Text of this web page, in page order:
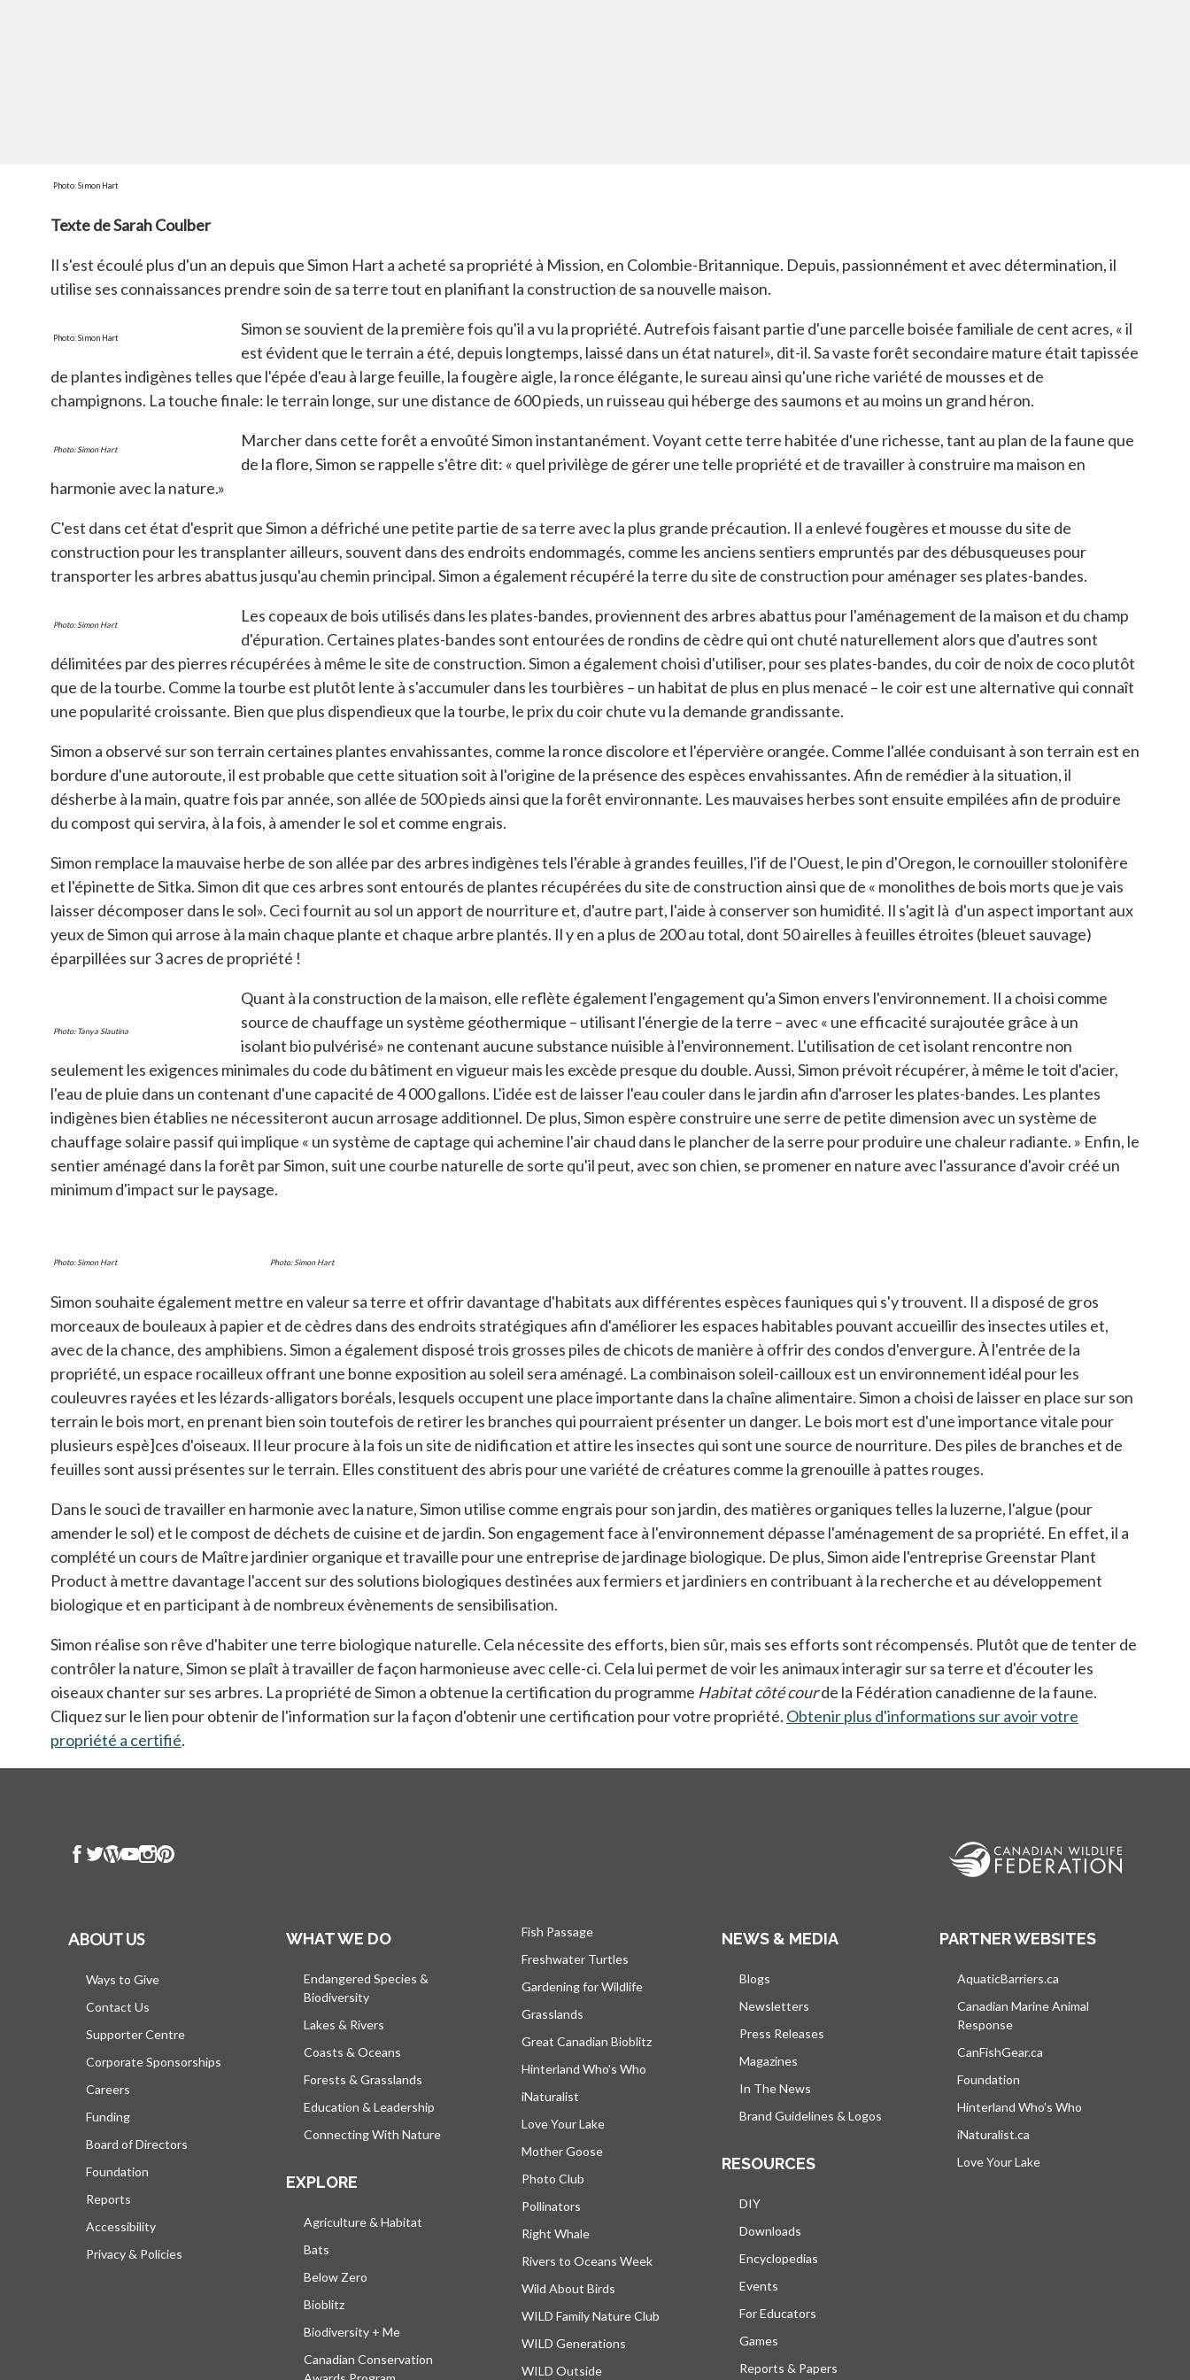
Photo: Simon Hart
Texte de Sarah Coulber
Il s'est écoulé plus d'un an depuis que Simon Hart a acheté sa propriété à Mission, en Colombie-Britannique. Depuis, passionnément et avec détermination, il
utilise ses connaissances prendre soin de sa terre tout en planifiant la construction de sa nouvelle maison.
Photo: Simon Hart
Simon se souvient de la première fois qu'il a vu la propriété. Autrefois faisant partie d'une parcelle boisée familiale de cent acres, « il
est évident que le terrain a été, depuis longtemps, laissé dans un état naturel», dit-il. Sa vaste forêt secondaire mature était tapissée
de plantes indigènes telles que l'épée d'eau à large feuille, la fougère aigle, la ronce élégante, le sureau ainsi qu'une riche variété de mousses et de
champignons. La touche finale: le terrain longe, sur une distance de 600 pieds, un ruisseau qui héberge des saumons et au moins un grand héron.
Photo: Simon Hart
Marcher dans cette forêt a envoûté Simon instantanément. Voyant cette terre habitée d'une richesse, tant au plan de la faune que
de la flore, Simon se rappelle s'être dit: « quel privilège de gérer une telle propriété et de travailler à construire ma maison en
harmonie avec la nature.»
C'est dans cet état d'esprit que Simon a défriché une petite partie de sa terre avec la plus grande précaution. Il a enlevé fougères et mousse du site de
construction pour les transplanter ailleurs, souvent dans des endroits endommagés, comme les anciens sentiers empruntés par des débusqueuses pour
transporter les arbres abattus jusqu'au chemin principal. Simon a également récupéré la terre du site de construction pour aménager ses plates-bandes.
Photo: Simon Hart
Les copeaux de bois utilisés dans les plates-bandes, proviennent des arbres abattus pour l'aménagement de la maison et du champ
d'épuration. Certaines plates-bandes sont entourées de rondins de cèdre qui ont chuté naturellement alors que d'autres sont
délimitées par des pierres récupérées à même le site de construction. Simon a également choisi d'utiliser, pour ses plates-bandes, du coir de noix de coco plutôt
que de la tourbe. Comme la tourbe est plutôt lente à s'accumuler dans les tourbières – un habitat de plus en plus menacé – le coir est une alternative qui connaît
une popularité croissante. Bien que plus dispendieux que la tourbe, le prix du coir chute vu la demande grandissante.
Simon a observé sur son terrain certaines plantes envahissantes, comme la ronce discolore et l'épervière orangée. Comme l'allée conduisant à son terrain est en
bordure d'une autoroute, il est probable que cette situation soit à l'origine de la présence des espèces envahissantes. Afin de remédier à la situation, il
désherbe à la main, quatre fois par année, son allée de 500 pieds ainsi que la forêt environnante. Les mauvaises herbes sont ensuite empilées afin de produire
du compost qui servira, à la fois, à amender le sol et comme engrais.
Simon remplace la mauvaise herbe de son allée par des arbres indigènes tels l'érable à grandes feuilles, l'if de l'Ouest, le pin d'Oregon, le cornouiller stolonifère
et l'épinette de Sitka. Simon dit que ces arbres sont entourés de plantes récupérées du site de construction ainsi que de « monolithes de bois morts que je vais
laisser décomposer dans le sol». Ceci fournit au sol un apport de nourriture et, d'autre part, l'aide à conserver son humidité. Il s'agit là d'un aspect important aux
yeux de Simon qui arrose à la main chaque plante et chaque arbre plantés. Il y en a plus de 200 au total, dont 50 airelles à feuilles étroites (bleuet sauvage)
éparpillées sur 3 acres de propriété !
Photo: Tanya Slautina
Quant à la construction de la maison, elle reflète également l'engagement qu'a Simon envers l'environnement. Il a choisi comme
source de chauffage un système géothermique – utilisant l'énergie de la terre – avec « une efficacité surajoutée grâce à un
isolant bio pulvérisé» ne contenant aucune substance nuisible à l'environnement. L'utilisation de cet isolant rencontre non
seulement les exigences minimales du code du bâtiment en vigueur mais les excède presque du double. Aussi, Simon prévoit récupérer, à même le toit d'acier,
l'eau de pluie dans un contenant d'une capacité de 4 000 gallons. L'idée est de laisser l'eau couler dans le jardin afin d'arroser les plates-bandes. Les plantes
indigènes bien établies ne nécessiteront aucun arrosage additionnel. De plus, Simon espère construire une serre de petite dimension avec un système de
chauffage solaire passif qui implique « un système de captage qui achemine l'air chaud dans le plancher de la serre pour produire une chaleur radiante. » Enfin, le
sentier aménagé dans la forêt par Simon, suit une courbe naturelle de sorte qu'il peut, avec son chien, se promener en nature avec l'assurance d'avoir créé un
minimum d'impact sur le paysage.
Photo: Simon Hart Photo: Simon Hart
Simon souhaite également mettre en valeur sa terre et offrir davantage d'habitats aux différentes espèces fauniques qui s'y trouvent. Il a disposé de gros
morceaux de bouleaux à papier et de cèdres dans des endroits stratégiques afin d'améliorer les espaces habitables pouvant accueillir des insectes utiles et,
avec de la chance, des amphibiens. Simon a également disposé trois grosses piles de chicots de manière à offrir des condos d'envergure. À l'entrée de la
propriété, un espace rocailleux offrant une bonne exposition au soleil sera aménagé. La combinaison soleil-cailloux est un environnement idéal pour les
couleuvres rayées et les lézards-alligators boréals, lesquels occupent une place importante dans la chaîne alimentaire. Simon a choisi de laisser en place sur son
terrain le bois mort, en prenant bien soin toutefois de retirer les branches qui pourraient présenter un danger. Le bois mort est d'une importance vitale pour
plusieurs espè]ces d'oiseaux. Il leur procure à la fois un site de nidification et attire les insectes qui sont une source de nourriture. Des piles de branches et de
feuilles sont aussi présentes sur le terrain. Elles constituent des abris pour une variété de créatures comme la grenouille à pattes rouges.
Dans le souci de travailler en harmonie avec la nature, Simon utilise comme engrais pour son jardin, des matières organiques telles la luzerne, l'algue (pour
amender le sol) et le compost de déchets de cuisine et de jardin. Son engagement face à l'environnement dépasse l'aménagement de sa propriété. En effet, il a
complété un cours de Maître jardinier organique et travaille pour une entreprise de jardinage biologique. De plus, Simon aide l'entreprise Greenstar Plant
Product à mettre davantage l'accent sur des solutions biologiques destinées aux fermiers et jardiniers en contribuant à la recherche et au développement
biologique et en participant à de nombreux évènements de sensibilisation.
Simon réalise son rêve d'habiter une terre biologique naturelle. Cela nécessite des efforts, bien sûr, mais ses efforts sont récompensés. Plutôt que de tenter de
contrôler la nature, Simon se plaît à travailler de façon harmonieuse avec celle-ci. Cela lui permet de voir les animaux interagir sur sa terre et d'écouter les
oiseaux chanter sur ses arbres. La propriété de Simon a obtenue la certification du programme Habitat côté courde la Fédération canadienne de la faune.
Cliquez sur le lien pour obtenir de l'information sur la façon d'obtenir une certification pour votre propriété. Obtenir plus d'informations sur avoir votre
propriété a certifiés’ouvre dans un nouvel onglet
.
ABOUT US
Ways to Give
Contact Us
Supporter Centre
Corporate Sponsorships
Careers
Funding
Board of Directors
Foundation
Reports
Accessibility
Privacy & Policies
WHAT WE DO
Endangered Species &
Biodiversity
Lakes & Rivers
Coasts & Oceans
Forests & Grasslands
Education & Leadership
Connecting With Nature
EXPLORE
Agriculture & Habitat
Bats
Below Zero
Bioblitz
Biodiversity + Me
Canadian Conservation
Fish Passage
Freshwater Turtles
Gardening for Wildlife
Grasslands
Great Canadian Bioblitz
Hinterland Who's Who
iNaturalist
Love Your Lake
Mother Goose
Photo Club
Pollinators
Right Whale
Rivers to Oceans Week
Wild About Birds
WILD Family Nature Club
WILD Generations
WILD Outside
NEWS & MEDIA
Blogs
Newsletters
Press Releases
Magazines
In The News
Brand Guidelines & Logos
RESOURCES
DIY
Downloads
Encyclopedias
Events
For Educators
Games
Reports & Papers
PARTNER WEBSITES
AquaticBarriers.ca
Canadian Marine Animal
Response
CanFishGear.ca
Foundation
Hinterland Who's Who
iNaturalist.ca
Love Your Lake